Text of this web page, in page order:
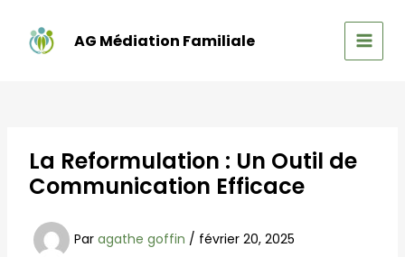
contenu
AG Médiation Familiale
MAIN
La Reformulation : Un Outil de
Communication Efficace
Par agathe goffin / février 20, 2025